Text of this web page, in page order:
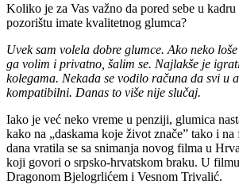
Koliko je za Vas važno da pored sebe u
pozorištu imate kvalitetnog glumca?
Uvek sam volela dobre glumce. Ako neko
ga volim i privatno, šalim se. Najlakše je
kolegama. Nekada se vodilo računa da svi u
kompatibilni. Danas to više nije slučaj.
Iako je već neko vreme u penziji, glumica
kako na „daskama koje život znače” tako i
dana vratila se sa snimanja novog filma u
koji govori o srpsko-hrvatskom braku. U
Dragonom Bjelogrlićem i Vesnom Trivalić.